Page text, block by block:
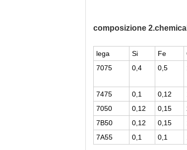
composizione 2.chemical
lega Si Fe
7075
0,4 0,5
7475 0,1 0,12
7050
0,12 0,15
7B50
0,12 0,15
7A55
0,1 0,1